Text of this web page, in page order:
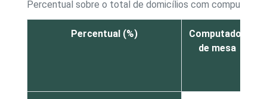
Percentual sobre o total de domicílios com computador
Percentual (%)
Computador
de mesa